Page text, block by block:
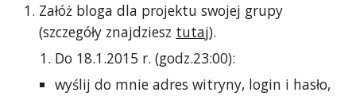
Załóż bloga dla projektu swojej grupy
(szczegóły znajdziesz tutaj).
Do 18.1.2015 r. (godz.23:00):
wyślij do mnie adres witryny, login i hasło,